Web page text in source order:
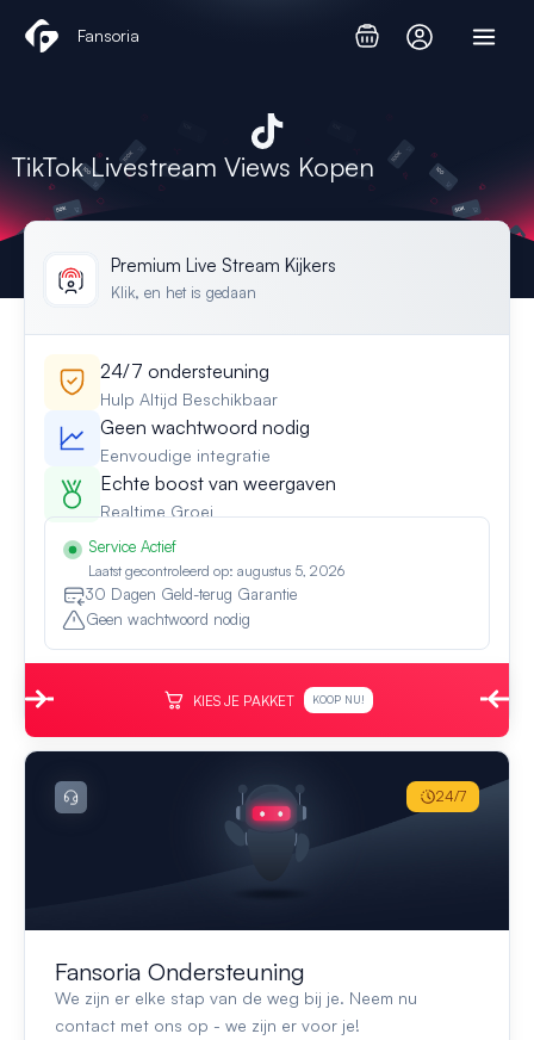
naar
Fansoria
TikTok Livestream Views Kopen
Premium Live Stream Kijkers
Klik, en het is gedaan
24/7 ondersteuning
Hulp Altijd Beschikbaar
Geen wachtwoord nodig
Eenvoudige integratie
Echte boost van weergaven
Realtime Groei
Service Actief
Laatst gecontroleerd op: augustus 5, 2026
30 Dagen Geld-terug Garantie
Geen wachtwoord nodig
KIES JE PAKKET KOOP NU!
Fansoria Ondersteuning
We zijn er elke stap van de weg bij je. Neem nu
contact met ons op - we zijn er voor je!
24/7